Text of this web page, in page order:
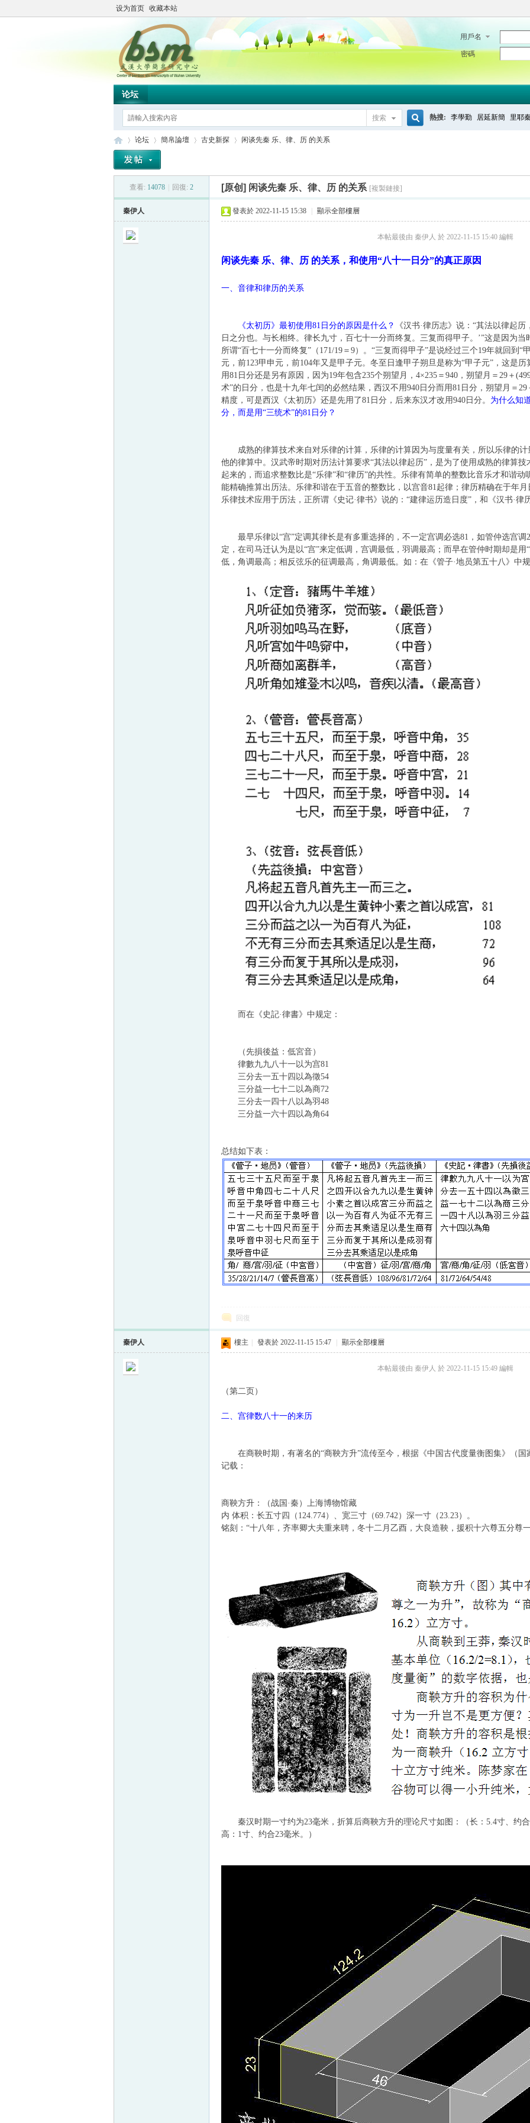
设为首页 收藏本站
用戶名
密碼
论坛
搜索 熱搜: 李學勤 居延新簡 里耶
论坛
›
簡帛論壇
›
古史新探
›
闲谈先秦 乐、律、历 的关系
查看: 14078 回復: 2 [原创] 闲谈先秦 乐、律、历 的关系 [複製鏈接]
秦伊人 發表於 2022-11-15 15:38 顯示全部樓層
本帖最後由 秦伊人 於 2022-11-15 15:40 編輯
闲谈先秦 乐、律、历 的关系，和使用“八十一日分”的真正原因
一、音律和律历的关系
《太初历》最初使用81日分的原因是什么？
《汉书·律历志》说：“其法以律起
日之分也。与长相终。律长九寸，百七十一分而终复。三复而得甲子。’”这是因为
所谓“百七十一分而终复”（171/19＝9）。“三复而得甲子”是说经过三个19年就回到“
元，前123甲申元，前104年又是甲子元。冬至日逢甲子朔旦是称为“甲子元”，这是
用81日分还是另有原因，因为19年包含235个朔望月，4×235＝940，朔望月＝29＋
术”的日分，也是十九年七闰的必然结果，西汉不用940日分而用81日分，朔望月＝29
精度，可是西汉《太初历》还是先用了81日分，后来东汉才改用940日分。 为什么知
分，而是用“三统术”的81日分？
成熟的律算技术来自对乐律的计算，乐律的计算因为与度量有关，所以乐律的计
他的律算中。汉武帝时期对历法计算要求“其法以律起历”，是为了使用成熟的律算
起来的，而追求整数比是“乐律”和“律历”的共性。乐律有简单的整数比音乐才和谐
能精确推算出历法。乐律和谐在于五音的整数比，以宫音81起律；律历精确在于年
乐律技术应用于历法，正所谓《史记·律书》说的：“建律运历造日度”，和《汉书·律
最早乐律以“宫”定调其律长是有多重选择的，不一定宫调必选81，如管仲选宫调
定，在司马迁认为是以“宫”来定低调，宫调最低，羽调最高；而早在管仲时期却是
低，角调最高；相反弦乐的征调最高，角调最低。如：在《管子·地员第五十八》中
而在《史記·律書》中规定：
（先損後益：低宮音）
律數九九八十一以为宫81
三分去一五十四以為徵54
三分益一七十二以為商72
三分去一四十八以為羽48
三分益一六十四以為角64
总结如下表：
回復
秦伊人 樓主 發表於 2022-11-15 15:47 顯示全部樓層
本帖最後由 秦伊人 於 2022-11-15 15:49 編輯
（第二页）
二、宫律数八十一的来历
在商鞅时期，有著名的“商鞅方升”流传至今，根据《中国古代度量衡图集》（国
记载：
商鞅方升：（战国·秦）上海博物馆藏
内 体积：长五寸四（ 124.774）、宽三寸（69.742）深一寸（23.23）。
铭刻：“十八年，齐率卿大夫重来聘，冬十二月乙酉，大良造鞅，援积十六尊五分尊
秦汉时期一寸约为23毫米，折算后商鞅方升的理论尺寸如图：（长：5.4寸、约合
高：1寸、约合23毫米。）